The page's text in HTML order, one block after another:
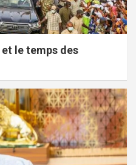
le temps des